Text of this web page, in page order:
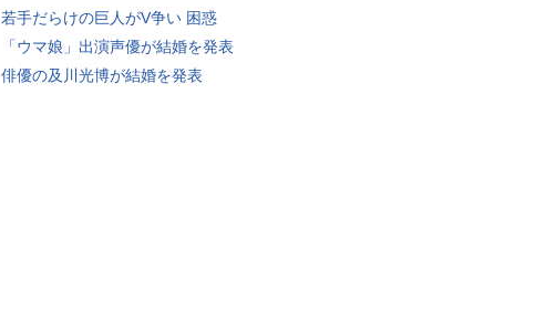
若手だらけの巨人がV争い 困惑
「ウマ娘」出演声優が結婚を発表
俳優の及川光博が結婚を発表